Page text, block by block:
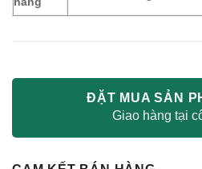
ĐẶT MUA SẢN
Giao hàng tại